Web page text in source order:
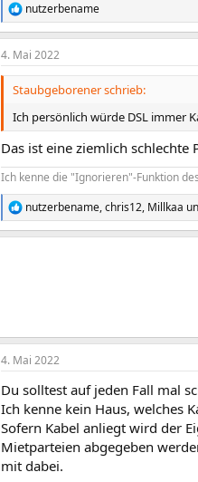
R
e
a
k
t
n
e
n
nutzerbename
4. Mai 2022
Staubgeborener schrieb:
Ich persönlich würde DSL immer
Das ist eine ziemlich schlechte
Ich kenne die "Ignorieren"-Funktion
R
e
a
n
nutzerbename,chris12, Millkaa
4. Mai 2022
Du solltest auf jeden Fall mal
Ich kenne kein Haus, welches
Sofern Kabel anliegt wird der
Mietparteien abgegeben
mit dabei.